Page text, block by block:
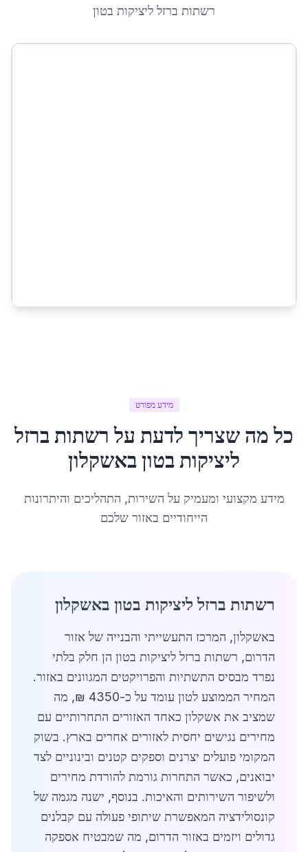
רשתות ברזל ליציקות בטון
מידע מפורט
כל מה שצריך לדעת על רשתות ברזל
ליציקות בטוןבאשקלון
מידע מקצועי ומעמיק על השירות, התהליכים והיתרונות
הייחודיים באזור שלכם
רשתות ברזל ליציקות בטון באשקלון
באשקלון, המרכז התעשייתי והבנייה של אזור
הדרום, רשתות ברזל ליציקות בטון הן חלק בלתי
נפרד מבסיס התשתיות והפרויקטים המגוונים באזור.
המחיר הממוצע לטון עומד על כ-4350 ₪, מה
שמציב את אשקלון כאחד האזורים התחרותיים עם
מחירים נגישים יחסית לאזורים אחרים בארץ. בשוק
המקומי פועלים יצרנים וספקים קטנים ובינוניים לצד
יבואנים, כאשר התחרות גורמת להורדת מחירים
ולשיפור השירותים והאיכות. בנוסף, ישנה מגמה של
קונסולידציה המאפשרת שיתופי פעולה עם קבלנים
גדולים ויזמים באזור הדרום, מה שמבטיח אספקה